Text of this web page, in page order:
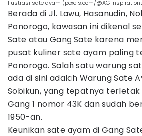
Ilustrasi sate ayam (pexels.com/@AG
Berada di Jl. Lawu, Hasanudin,
Ponorogo, kawasan ini dikenal
Sate atau Gang Sate karena
pusat kuliner sate ayam paling
Ponorogo. Salah satu warung
ada di sini adalah Warung Sate
Sobikun, yang tepatnya terletak
Gang 1 nomor 43K dan sudah
1950-an.
Keunikan sate ayam di Gang